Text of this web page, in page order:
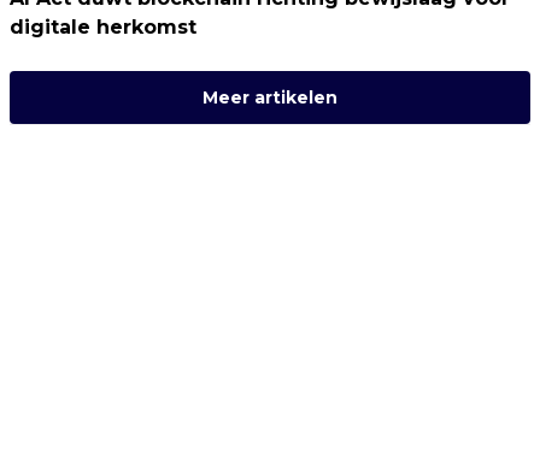
digitale herkomst
Meer artikelen